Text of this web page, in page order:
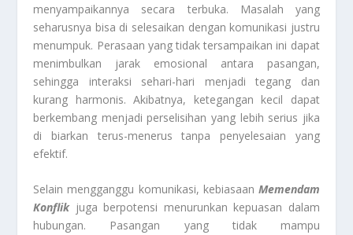
menyampaikannya secara terbuka. Masalah yang
seharusnya bisa di selesaikan dengan komunikasi justru
menumpuk. Perasaan yang tidak tersampaikan ini dapat
menimbulkan jarak emosional antara pasangan,
sehingga interaksi sehari-hari menjadi tegang dan
kurang harmonis. Akibatnya, ketegangan kecil dapat
berkembang menjadi perselisihan yang lebih serius jika
di biarkan terus-menerus tanpa penyelesaian yang
efektif.
Selain mengganggu komunikasi, kebiasaan Memendam
Konflikjuga berpotensi menurunkan kepuasan dalam
hubungan. Pasangan yang tidak mampu